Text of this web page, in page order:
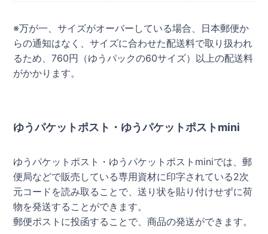
※万が一、サイズがオーバーしている場合、日本郵便か
らの通知はなく、サイズに合わせた配送料で取り扱われ
るため、760円（ゆうパックの60サイズ）以上の配送料
がかかります。
ゆうパケットポスト・ゆうパケットポストmini
ゆうパケットポスト・ゆうパケットポストminiでは、郵
便局などで販売している専用資材に印字されている2次
元コードを読み取ることで、送り状を貼り付けせずに荷
物を発送することができます。
郵便ポストに投函することで、商品の発送ができます。